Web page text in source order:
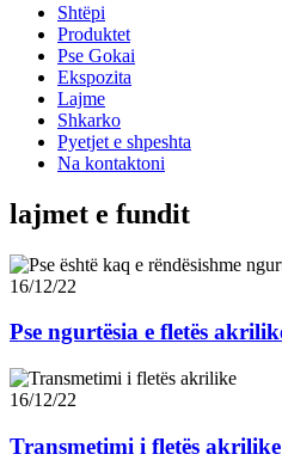
Shtëpi
Produktet
Pse Gokai
Ekspozita
Lajme
Shkarko
Pyetjet e shpeshta
Na kontaktoni
lajmet e fundit
16/12/22
Pse ngurtësia e fletës
16/12/22
Transmetimi i fletës akrilike